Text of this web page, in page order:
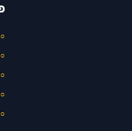
○
○
○
○
○